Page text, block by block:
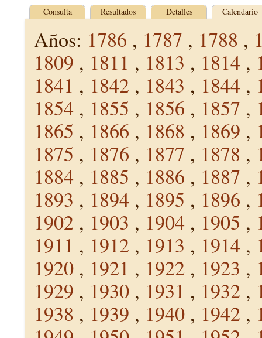
Consulta Resultados Detalles Calendario
Años: 1786 , 1787 , 1788 ,
1809 , 1811 , 1813 , 1814 ,
1841 , 1842 , 1843 , 1844 ,
1854 , 1855 , 1856 , 1857 ,
1865 , 1866 , 1868 , 1869 ,
1875 , 1876 , 1877 , 1878 ,
1884 , 1885 , 1886 , 1887 ,
1893 , 1894 , 1895 , 1896 ,
1902 , 1903 , 1904 , 1905 ,
1911 , 1912 , 1913 , 1914 ,
1920 , 1921 , 1922 , 1923 ,
1929 , 1930 , 1931 , 1932 ,
1938 , 1939 , 1940 , 1942 ,